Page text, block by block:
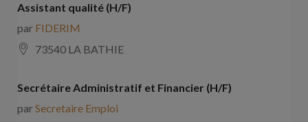
Assistant qualité (H/F)
par FIDERIM
73540 LA BATHIE
Secrétaire Administratif et Financier (H/F)
parSecretaire Emploi